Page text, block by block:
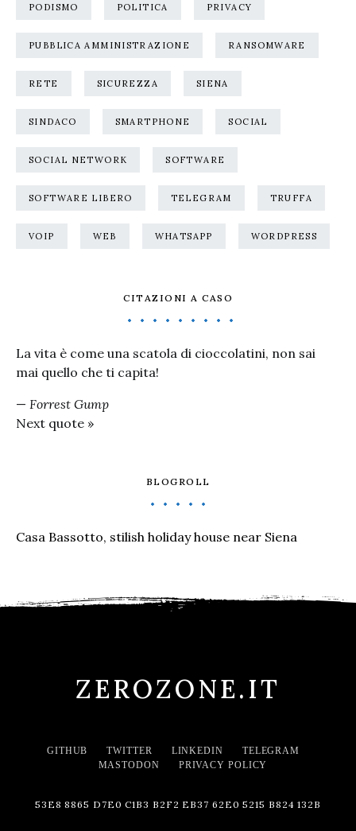
PODISMO POLITICA PRIVACY
PUBBLICA AMMINISTRAZIONE RANSOMWARE
RETE SICUREZZA SIENA
SINDACO SMARTPHONE SOCIAL
SOCIAL NETWORK SOFTWARE
SOFTWARE LIBERO TELEGRAM TRUFFA
VOIP WEB WHATSAPP WORDPRESS
CITAZIONI A CASO
La vita è come una scatola di cioccolatini, non sai
mai quello che ti capita!
— Forrest Gump
Next quote »
BLOGROLL
Casa Bassotto, stilish holiday house near Siena
ZEROZONE.IT
GITHUB TWITTER LINKEDIN
TELEGRAM
MASTODON
PRIVACY POLICY
53E8 8865 D7E0 C1B3 B2F2 EB37 62E0 5215 B824 132B